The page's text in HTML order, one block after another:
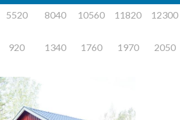
5520 8040 10560 11820 12300
920 1340 1760 1970 2050